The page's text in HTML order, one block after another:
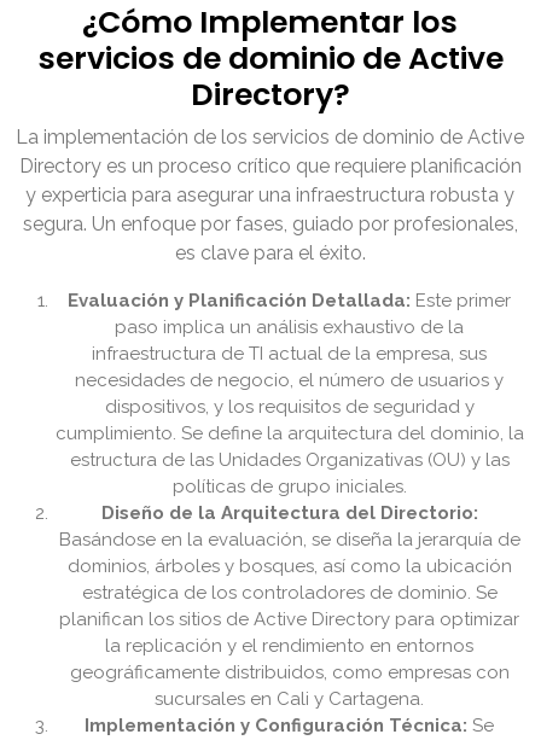
¿Cómo Implementar los
servicios de dominio de Active
Directory?
La implementación de los servicios de dominio de Active
Directory es un proceso crítico que requiere planificación
y experticia para asegurar una infraestructura robusta y
segura. Un enfoque por fases, guiado por profesionales,
es clave para el éxito.
Evaluación y Planificación Detallada: Este primer
paso implica un análisis exhaustivo de la
infraestructura de TI actual de la empresa, sus
necesidades de negocio, el número de usuarios y
dispositivos, y los requisitos de seguridad y
cumplimiento. Se define la arquitectura del dominio, la
estructura de las Unidades Organizativas (OU) y las
políticas de grupo iniciales.
Diseño de la Arquitectura del Directorio:
Basándose en la evaluación, se diseña la jerarquía de
dominios, árboles y bosques, así como la ubicación
estratégica de los controladores de dominio. Se
planifican los sitios de Active Directory para optimizar
la replicación y el rendimiento en entornos
geográficamente distribuidos, como empresas con
sucursales en Cali y Cartagena.
Implementación y Configuración Técnica: Se